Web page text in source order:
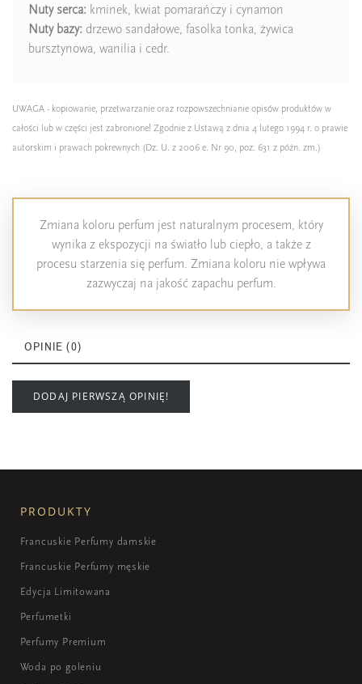
Nuty serca: kminek, kwiat pomarańczy i cynamon
Nuty bazy: drzewo sandałowe, fasolka tonka, żywica
bursztynowa, wanilia i cedr.
UWAGA - kopiowanie, przetwarzanie oraz rozpowszechnianie opisów produktów w
całości lub w części jest zabronione! Zgodnie z Ustawą z dnia 4 lutego 1994 r. o prawie
autorskim i prawach pokrewnych (Dz. U. z 2006 e. Nr 90, poz. 631 z późn. zm.)
Zmiana koloru perfum jest naturalnym procesem, który
wynika z ekspozycji na światło lub ciepło, a także z
procesu starzenia się perfum. Zmiana koloru nie wpływa
zazwyczaj na jakość zapachu perfum.
OPINIE (0)
DODAJ PIERWSZĄ OPINIĘ!
PRODUKTY
Francuskie Perfumy damskie
Francuskie Perfumy męskie
Edycja Limitowana
Perfumetki
Perfumy Premium
Woda po goleniu